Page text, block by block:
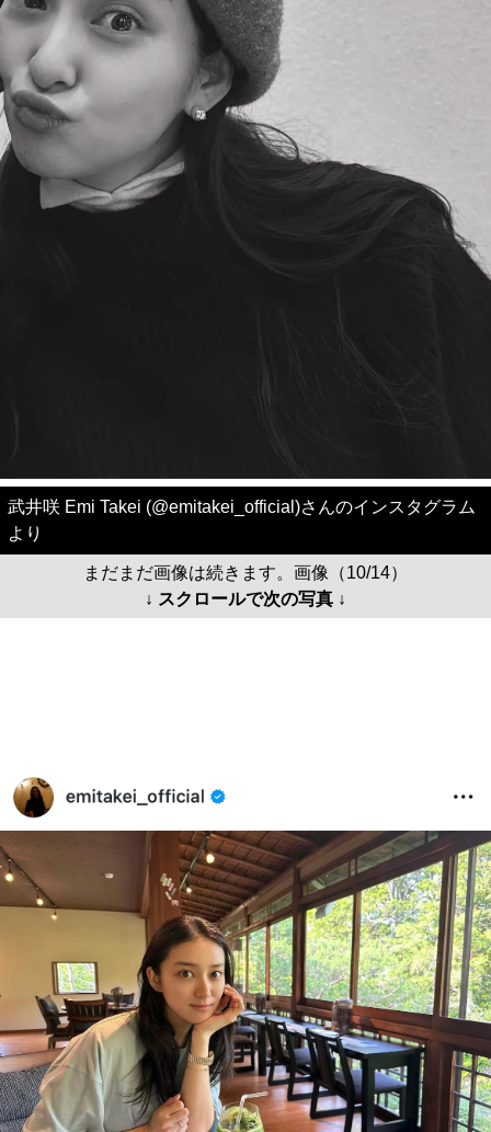
武井咲 Emi Takei (@emitakei_official)さんのインスタグラム
より
まだまだ画像は続きます。画像（10/14）
↓ スクロールで次の写真 ↓